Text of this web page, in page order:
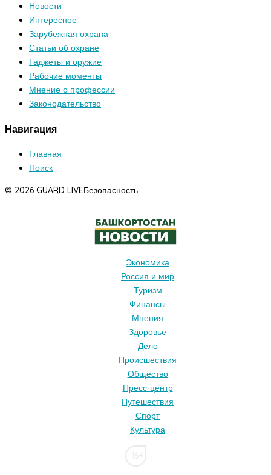
Новости
Интересное
Зарубежная охрана
Статьи об охране
Гаджеты и оружие
Рабочие моменты
Мнение о профессии
Законодательство
Навигация
Главная
Поиск
© 2026 GUARD LIVEБезопасность
Экономика
Россия и мир
Туризм
Финансы
Мнения
Здоровье
Дело
Происшествия
Общество
Пресс-центр
Путешествия
Спорт
Культура